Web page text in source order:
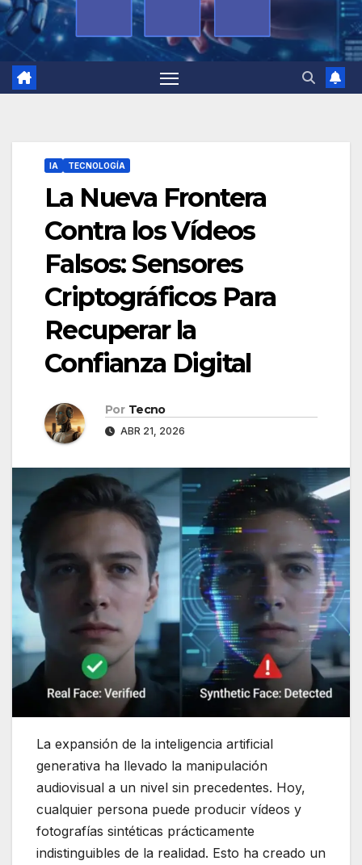
IA TECNOLOGÍA
La Nueva Frontera
Contra los Vídeos
Falsos: Sensores
Criptográficos Para
Recuperar la
Confianza Digital
Por Tecno
ABR 21, 2026
La expansión de la inteligencia artificial
generativa ha llevado la manipulación
audiovisual a un nivel sin precedentes. Hoy,
cualquier persona puede producir vídeos y
fotografías sintéticas prácticamente
indistinguibles de la realidad. Esto ha creado un